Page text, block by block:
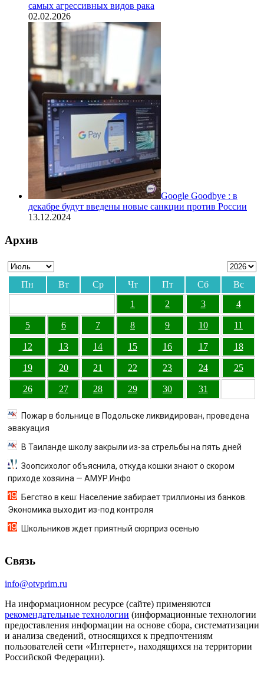
самых агрессивных видов рака
02.02.2026
Google Goodbye : в
декабре будут введены новые санкции против России
13.12.2024
Архив
Пн Вт Ср Чт Пт Сб
Вс
1
2 3 4
5 6 7 8 9 10 11
12 13 14 15 16 17 18
19 20 21 22 23 24 25
26 27 28 29 30 31
Пожар в больнице в Подольске ликвидирован, проведена
эвакуация
В Таиланде школу закрыли из-за стрельбы на пять дней
Зоопсихолог объяснила, откуда кошки знают о скором
приходе хозяина — АМУР.Инфо
Бегство в кеш: Население забирает триллионы из банков.
Экономика выходит из-под контроля
Школьников ждет приятный сюрприз осенью
Связь
info@otvprim.ru
На информационном ресурсе (сайте) применяются
рекомендательные технологии (информационные технологии
предоставления информации на основе сбора, систематизации
и анализа сведений, относящихся к предпочтениям
пользователей сети «Интернет», находящихся на территории
Российской Федерации).